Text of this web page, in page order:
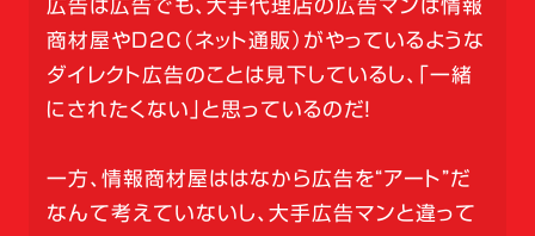
広告は広告でも、大手代理店の広告マンは情報
商材屋やD2C（ネット通販）がやっているような
ダイレクト広告のことは見下しているし、「一緒
にされたくない」と思っているのだ！
一方、情報商材屋ははなから広告を“アート”だ
なんて考えていないし、大手広告マンと違って